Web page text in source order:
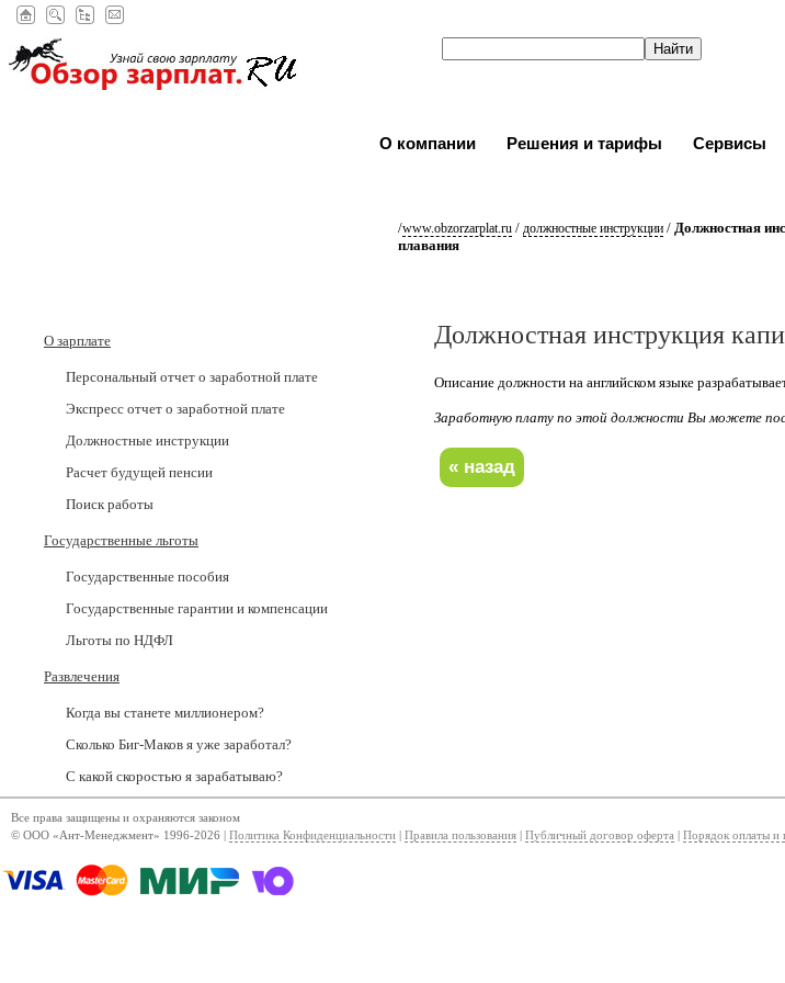
О компании Решения и тарифы Сервисы
/www.obzorzarplat.ru/ должностные инструкции/ Должностная
плавания
О зарплате
Персональный отчет о заработной плате
Экспресс отчет о заработной плате
Должностные инструкции
Расчет будущей пенсии
Поиск работы
Государственные льготы
Государственные пособия
Государственные гарантии и компенсации
Льготы по НДФЛ
Развлечения
Когда вы станете миллионером?
Сколько Биг-Маков я уже заработал?
С какой скоростью я зарабатываю?
Должностная инструкция
Описание должности на английском языке
Заработную плату по этой должности Вы можете
Все права защищены и охраняются законом
© ООО «Ант-Менеджмент» 1996-2026 | Политика Конфиденциальности Правила пользования Публичный договор оферта Порядок оплаты и